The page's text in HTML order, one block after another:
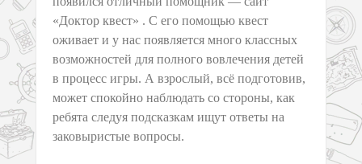
«Доктор квест» . С его помощью квест
оживает и у нас появляется много классных
возможностей для полного вовлечения детей
в процесс игры. А взрослый, всё подготовив,
может спокойно наблюдать со стороны, как
ребята следуя подсказкам ищут ответы на
заковыристые вопросы.